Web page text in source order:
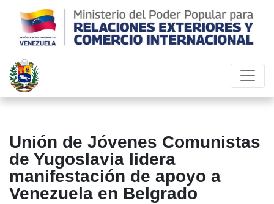
Unión de Jóvenes Comunistas
de Yugoslavia lidera
manifestación de apoyo a
Venezuela en Belgrado